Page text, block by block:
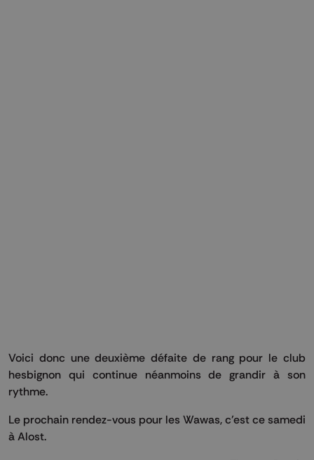
Voici donc une deuxième défaite de rang pour le club
hesbignon qui continue néanmoins de grandir à son
rythme.
Le prochain rendez-vous pour les Wawas, c’est ce samedi
à Alost.